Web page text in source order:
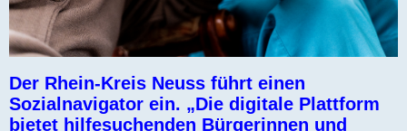
Der Rhein-Kreis Neuss führt einen
Sozialnavigator ein. „Die digitale Plattform
bietet hilfesuchenden Bürgerinnen und